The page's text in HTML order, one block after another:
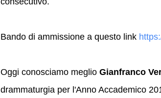
Bando di ammissione a questo link
Oggi conosciamo meglio Gianfranco
drammaturgia per l'Anno Accademico